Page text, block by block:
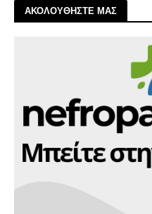
ΑΚΟΛΟΥΘΗΣΤΕ ΜΑΣ